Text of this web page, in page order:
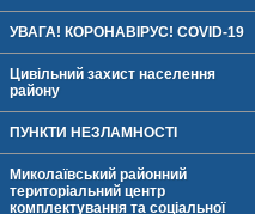
УВАГА! КОРОНАВІРУС! COVID-19
Цивільний захист населення
району
ПУНКТИ НЕЗЛАМНОСТІ
Миколаївський районний
територіальний центр
комплектування та соціальної